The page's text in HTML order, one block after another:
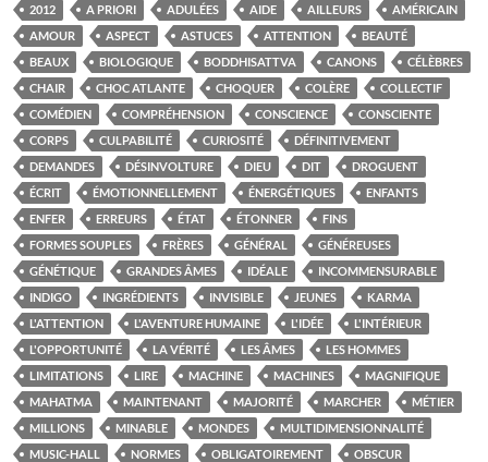
2012 A PRIORI ADULÉES AIDE AILLEURS
AMÉRICAIN
AMOUR
ASPECT ASTUCES ATTENTION
BEAUTÉ
BEAUX
BIOLOGIQUE BODDHISATTVA CANONS
CÉLÈBRES
CHAIR
CHOC ATLANTE CHOQUER COLÈRE
COLLECTIF
COMÉDIEN
COMPRÉHENSION CONSCIENCE
CONSCIENTE
CORPS
CULPABILITÉ CURIOSITÉ
DÉFINITIVEMENT
DEMANDES
DÉSINVOLTURE DIEU DIT
DROGUENT
ÉCRIT
ÉMOTIONNELLEMENT ÉNERGÉTIQUES
ENFANTS
ENFER
ERREURS ÉTAT ÉTONNER
FINS
FORMES SOUPLES
FRÈRES GÉNÉRAL
GÉNÉREUSES
GÉNÉTIQUE
GRANDES ÂMES IDÉALE
INCOMMENSURABLE
INDIGO
INGRÉDIENTS INVISIBLE JEUNES
KARMA
L'ATTENTION
L'AVENTURE HUMAINE L'IDÉE
L'INTÉRIEUR
L'OPPORTUNITÉ
LA VÉRITÉ LES ÂMES
LES HOMMES
LIMITATIONS
LIRE MACHINE MACHINES
MAGNIFIQUE
MAHATMA
MAINTENANT MAJORITÉ MARCHER
MÉTIER
MILLIONS
MINABLE MONDES
MULTIDIMENSIONNALITÉ
MUSIC-HALL
NORMES OBLIGATOIREMENT
OBSCUR